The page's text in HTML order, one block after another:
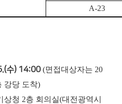
A-23
수) 14:00 (면접대상자는 20
강당 도착)
청 2층 회의실(대전광역시